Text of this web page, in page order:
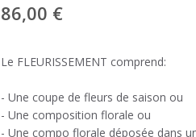
86,00 €
Le FLEURISSEMENT comprend:
- Une coupe de fleurs de saison ou
- Une composition florale ou
- Une compo florale déposée dans